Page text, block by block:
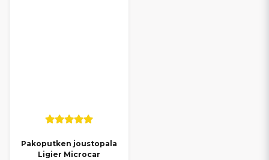
Pakoputken joustopala
Ligier Microcar